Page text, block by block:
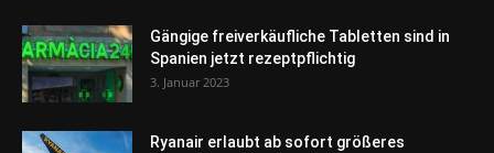
Gängige freiverkäufliche Tabletten sind in
Spanien jetzt rezeptpflichtig
3. Januar 2023
Ryanair erlaubt ab sofort größeres